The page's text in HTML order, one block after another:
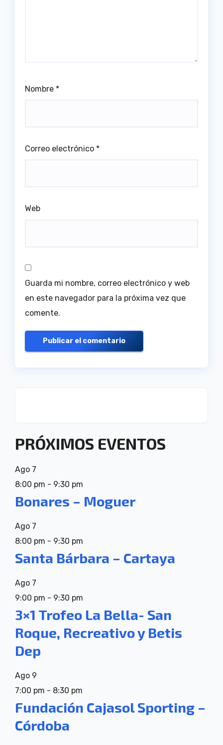
Nombre *
Correo electrónico *
Web
Guarda mi nombre, correo electrónico y web
en este navegador para la próxima vez que
comente.
PRÓXIMOS EVENTOS
Ago 7
8:00 pm - 9:30 pm
Bonares – Moguer
Ago 7
8:00 pm - 9:30 pm
Santa Bárbara – Cartaya
Ago 7
9:00 pm - 9:30 pm
3×1 Trofeo La Bella- San
Roque, Recreativo y Betis
Dep
Ago 9
7:00 pm - 8:30 pm
Fundación Cajasol Sporting –
Córdoba